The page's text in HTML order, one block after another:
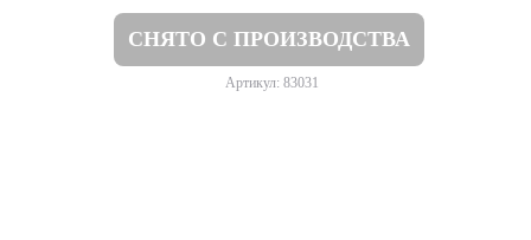
СНЯТО С ПРОИЗВОДСТВА
Артикул: 83031